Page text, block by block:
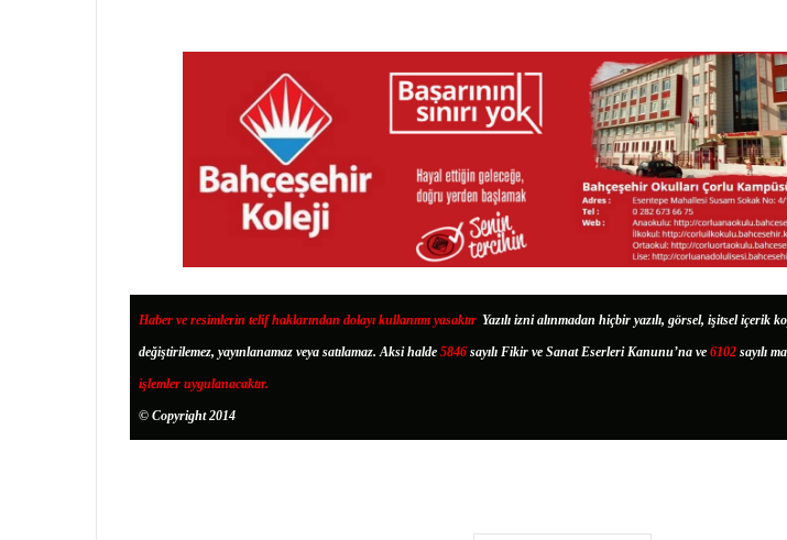
Haber ve resimlerin telif haklarından dolayı kullanımı yasaktır. Yazılı izni alınmadan hiçbir yazılı, görsel, işitsel içerik
değiştirilemez, yayınlanamaz veya satılamaz. Aksi halde 5846 sayılı Fikir ve Sanat Eserleri Kanunu’na ve 6102 sayılı
işlemler uygulanacaktır.
© Copyright 2014